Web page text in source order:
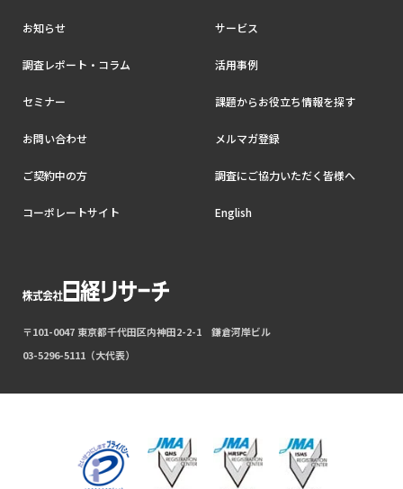
お知らせ サービス
調査レポート・コラム 活用事例
セミナー 課題からお役立ち情報を探す
お問い合わせ メルマガ登録
ご契約中の方 調査にご協力いただく皆様へ
コーポレートサイト English
〒101-0047 東京都千代田区内神田2-2-1 鎌倉河岸ビル
03-5296-5111（大代表）